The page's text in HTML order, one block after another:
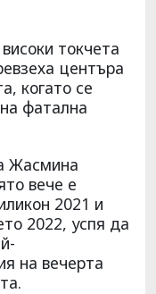
токчета
центъра
когато се
фатална
Жасмина
вече е
2021 и
2022, успя да
на вечерта